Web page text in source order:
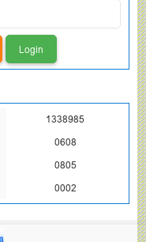
1338985
0608
0805
0002